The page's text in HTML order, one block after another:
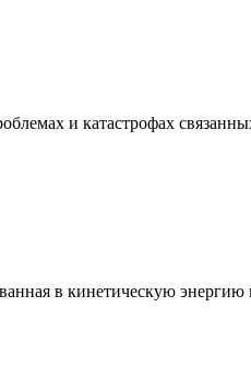
и катастрофах
в кинетическую энергию